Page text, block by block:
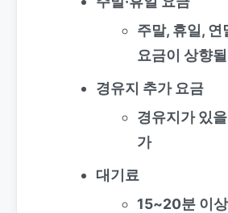
주말, 휴일,
요금이 상향
경유지 추가 요금
경유지가 있
가
대기료
15~20분 이